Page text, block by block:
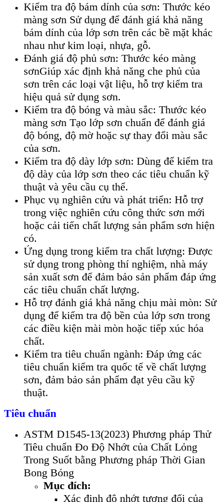
Kiểm tra độ bám dính của sơn: Thước kéo
màng sơn Sử dụng để đánh giá khả năng
bám dính của lớp sơn trên các bề mặt khác
nhau như kim loại, nhựa, gỗ.
Đánh giá độ phủ sơn: Thước kéo màng
sơnGiúp xác định khả năng che phủ của
sơn trên các loại vật liệu, hỗ trợ kiểm tra
hiệu quả sử dụng sơn.
Kiểm tra độ bóng và màu sắc: Thước kéo
màng sơn Tạo lớp sơn chuẩn để đánh giá
độ bóng, độ mờ hoặc sự thay đổi màu sắc
của sơn.
Kiểm tra độ dày lớp sơn: Dùng để kiểm tra
độ dày của lớp sơn theo các tiêu chuẩn kỹ
thuật và yêu cầu cụ thể.
Phục vụ nghiên cứu và phát triển: Hỗ trợ
trong việc nghiên cứu công thức sơn mới
hoặc cải tiến chất lượng sản phẩm sơn hiện
có.
Ứng dụng trong kiểm tra chất lượng: Được
sử dụng trong phòng thí nghiệm, nhà máy
sản xuất sơn để đảm bảo sản phẩm đáp ứng
các tiêu chuẩn chất lượng.
Hỗ trợ đánh giá khả năng chịu mài mòn: Sử
dụng để kiểm tra độ bền của lớp sơn trong
các điều kiện mài mòn hoặc tiếp xúc hóa
chất.
Kiểm tra tiêu chuẩn ngành: Đáp ứng các
tiêu chuẩn kiểm tra quốc tế về chất lượng
sơn, đảm bảo sản phẩm đạt yêu cầu kỹ
thuật.
Tiêu chuẩn
ASTM D1545-13(2023) Phương pháp Thử
Tiêu chuẩn Đo Độ Nhớt của Chất Lỏng
Trong Suốt bằng Phương pháp Thời Gian
Bong Bóng
Mục đích:
Xác định độ nhớt tương đối của